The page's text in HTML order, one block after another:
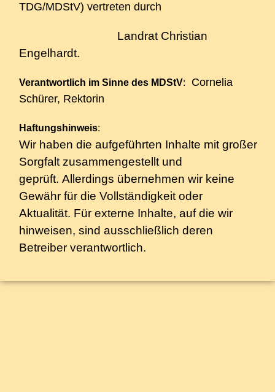
TDG/MDStV) vertreten durch
Landrat Christian
Engelhardt.
Verantwortlich im Sinne des MDStV:
Cornelia
Schürer, Rektorin
Haftungshinweis:
Wir haben die aufgeführten Inhalte mit großer
Sorgfalt zusammengestellt und
geprüft. Allerdings übernehmen wir keine
Gewähr für die Vollständigkeit oder
Aktualität. Für externe Inhalte, auf die wir
hinweisen, sind ausschließlich deren
Betreiber verantwortlich.